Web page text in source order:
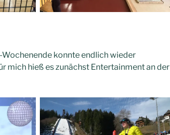
konnte endlich wieder
mich hieß es zunächst Entertainment an der